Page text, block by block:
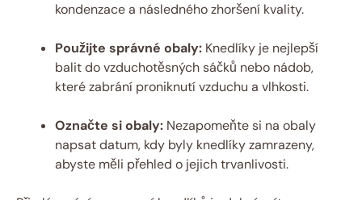
kondenzace a následného zhoršení kvality.
Použijte správné obaly: Knedlíky je nejlepší
balit do vzduchotěsných sáčků nebo nádob,
které zabrání proniknutí vzduchu a vlhkosti.
Označte si obaly: Nezapomeňte‌ si na obaly
napsat datum, kdy byly ⁤knedlíky zamrazeny,
abyste měli přehled o jejich trvanlivosti.